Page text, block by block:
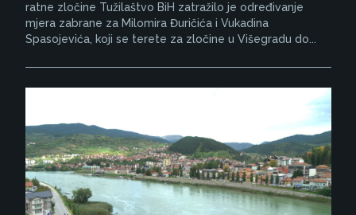
ratne zločine Tužilaštvo BiH zatražilo je određivanje
mjera zabrane za Milomira Đuričića i Vukadina
Spasojevića, koji se terete za zločine u Višegradu do...